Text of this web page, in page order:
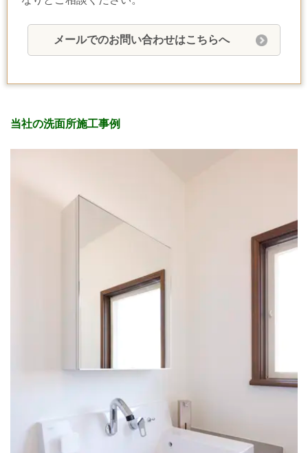
メールでのお問い合わせはこちらへ
当社の洗面所施工事例